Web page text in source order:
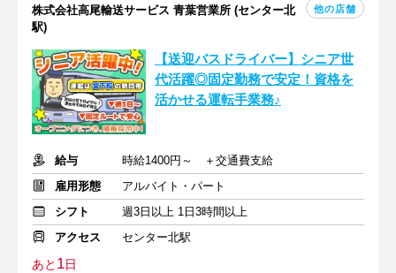
株式会社高尾輸送サービス 青葉営業所 (センター北
駅)
他の店舗
【送迎バスドライバー】シニア世
代活躍◎固定勤務で安定！資格を
活かせる運転手業務♪
給与
時給1400円～ ＋交通費支給
雇用形態
アルバイト・パート
シフト
週3日以上 1日3時間以上
アクセス
センター北駅
あと 1日